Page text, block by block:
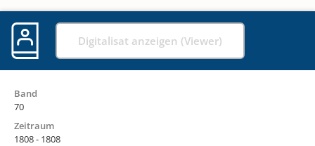
Digitalisat anzeigen (Viewer)
Band
70
Zeitraum
1808 - 1808